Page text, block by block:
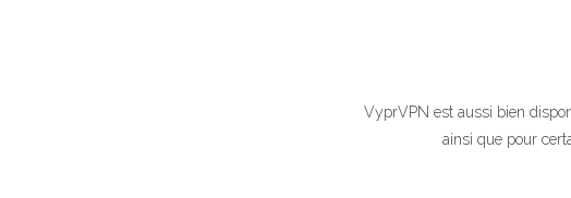
VyprVPN est aussi bien
ainsi que pour